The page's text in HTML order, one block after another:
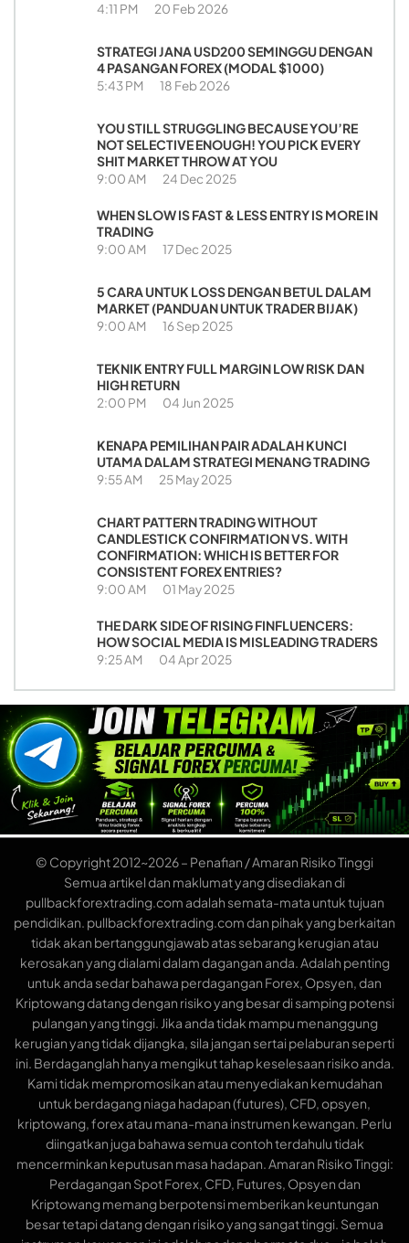
4:11 PM 20 Feb 2026
STRATEGI JANA USD200 SEMINGGU DENGAN
4 PASANGAN FOREX (MODAL $1000)
5:43 PM 18 Feb 2026
YOU STILL STRUGGLING BECAUSE YOU’RE
NOT SELECTIVE ENOUGH! YOU PICK EVERY
SHIT MARKET THROW AT YOU
9:00 AM 24 Dec 2025
WHEN SLOW IS FAST & LESS ENTRY IS MORE IN
TRADING
9:00 AM 17 Dec 2025
5 CARA UNTUK LOSS DENGAN BETUL DALAM
MARKET (PANDUAN UNTUK TRADER BIJAK)
9:00 AM 16 Sep 2025
TEKNIK ENTRY FULL MARGIN LOW RISK DAN
HIGH RETURN
2:00 PM 04 Jun 2025
KENAPA PEMILIHAN PAIR ADALAH KUNCI
UTAMA DALAM STRATEGI MENANG TRADING
9:55 AM 25 May 2025
CHART PATTERN TRADING WITHOUT
CANDLESTICK CONFIRMATION VS. WITH
CONFIRMATION: WHICH IS BETTER FOR
CONSISTENT FOREX ENTRIES?
9:00 AM 01 May 2025
THE DARK SIDE OF RISING FINFLUENCERS:
HOW SOCIAL MEDIA IS MISLEADING TRADERS
9:25 AM 04 Apr 2025
© Copyright 2012~2026 – Penafian / Amaran Risiko Tinggi
Semua artikel dan maklumat yang disediakan di
pullbackforextrading.com adalah semata-mata untuk tujuan
pendidikan. pullbackforextrading.com dan pihak yang berkaitan
tidak akan bertanggungjawab atas sebarang kerugian atau
kerosakan yang dialami dalam dagangan anda. Adalah penting
untuk anda sedar bahawa perdagangan Forex, Opsyen, dan
Kriptowang datang dengan risiko yang besar di samping potensi
pulangan yang tinggi. Jika anda tidak mampu menanggung
kerugian yang tidak dijangka, sila jangan sertai pelaburan seperti
ini. Berdaganglah hanya mengikut tahap keselesaan risiko anda.
Kami tidak mempromosikan atau menyediakan kemudahan
untuk berdagang niaga hadapan (futures), CFD, opsyen,
kriptowang, forex atau mana-mana instrumen kewangan. Perlu
diingatkan juga bahawa semua contoh terdahulu tidak
mencerminkan keputusan masa hadapan. Amaran Risiko Tinggi:
Perdagangan Spot Forex, CFD, Futures, Opsyen dan
Kriptowang memang berpotensi memberikan keuntungan
besar tetapi datang dengan risiko yang sangat tinggi. Semua